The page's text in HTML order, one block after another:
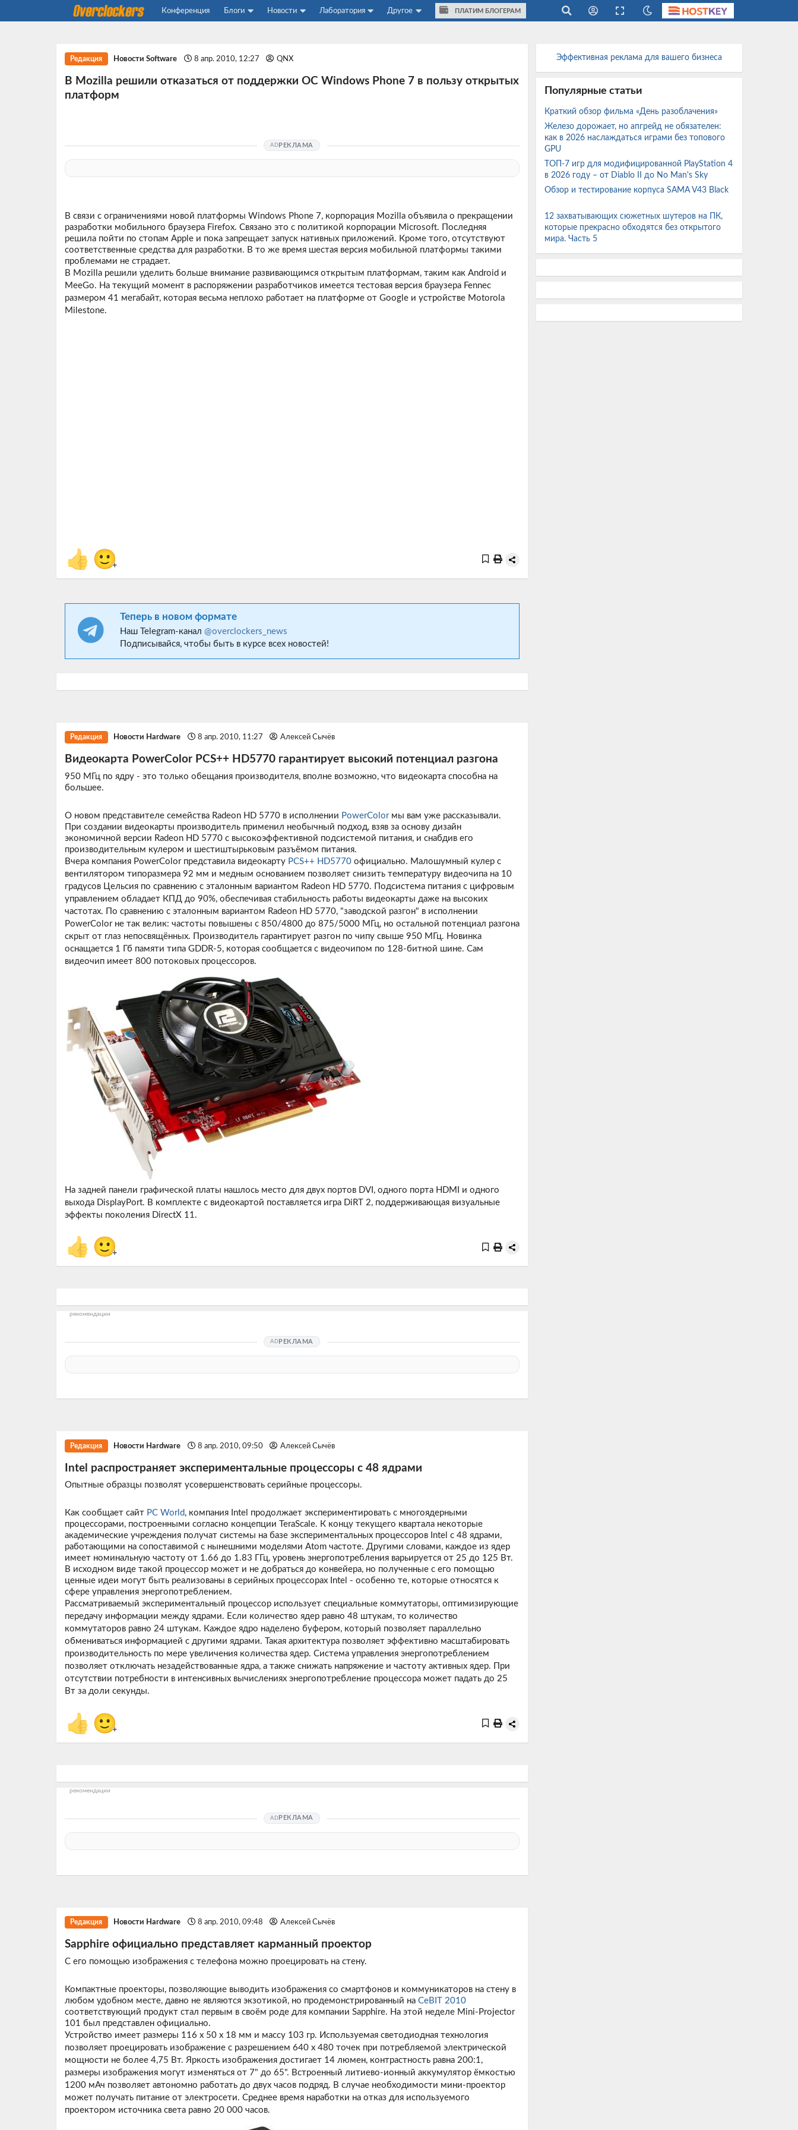
Конференция Блоги Новости Лаборатория Другое ПЛАТИМ БЛОГЕРАМ
Редакция Новости Software 8 апр. 2010, 12:27 QNX
В Mozilla решили отказаться от поддержки ОС Windows Phone 7 в пользу открытых
платформ
РЕКЛАМА
В связи с ограничениями новой платформы Windows Phone 7, корпорация Mozilla объявила о прекращении
разработки мобильного браузера Firefox. Связано это с политикой корпорации Microsoft. Последняя
решила пойти по стопам Apple и пока запрещает запуск нативных приложений. Кроме того, отсутствуют
соответственные средства для разработки. В то же время шестая версия мобильной платформы такими
проблемами не страдает.
В Mozilla решили уделить больше внимание развивающимся открытым платформам, таким как Android и
MeeGo. На текущий момент в распоряжении разработчиков имеется тестовая версия браузера Fennec
размером 41 мегабайт, которая весьма неплохо работает на платформе от Google и устройстве Motorola
Milestone.
👍 🙂
+
Теперь в новом формате
Наш Telegram-канал @overclockers_news
Подписывайся, чтобы быть в курсе всех новостей!
Редакция Новости Hardware 8 апр. 2010, 11:27 Алексей Сычёв
Видеокарта PowerColor PCS++ HD5770 гарантирует высокий потенциал разгона
950 МГц по ядру - это только обещания производителя, вполне возможно, что видеокарта способна на
большее.
О новом представителе семейства Radeon HD 5770 в исполнении PowerColorмы вам уже рассказывали.
При создании видеокарты производитель применил необычный подход, взяв за основу дизайн
экономичной версии Radeon HD 5770 с высокоэффективной подсистемой питания, и снабдив его
производительным кулером и шестиштырьковым разъёмом питания.
Вчера компания PowerColor представила видеокарту PCS++ HD5770официально. Малошумный кулер с
вентилятором типоразмера 92 мм и медным основанием позволяет снизить температуру видеочипа на 10
градусов Цельсия по сравнению с эталонным вариантом Radeon HD 5770. Подсистема питания с цифровым
управлением обладает КПД до 90%, обеспечивая стабильность работы видеокарты даже на высоких
частотах. По сравнению с эталонным вариантом Radeon HD 5770, "заводской разгон" в исполнении
PowerColor не так велик: частоты повышены с 850/4800 до 875/5000 МГц, но остальной потенциал разгона
скрыт от глаз непосвящённых. Производитель гарантирует разгон по чипу свыше 950 МГц. Новинка
оснащается 1 Гб памяти типа GDDR-5, которая сообщается с видеочипом по 128-битной шине. Сам
видеочип имеет 800 потоковых процессоров.
На задней панели графической платы нашлось место для двух портов DVI, одного порта HDMI и одного
выхода DisplayPort. В комплекте с видеокартой поставляется игра DiRT 2, поддерживающая визуальные
эффекты поколения DirectX 11.
👍 🙂
+
рекомендации
РЕКЛАМА
Редакция Новости Hardware 8 апр. 2010, 09:50 Алексей Сычёв
Intel распространяет экспериментальные процессоры с 48 ядрами
Опытные образцы позволят усовершенствовать серийные процессоры.
Как сообщает сайт PC World, компания Intel продолжает экспериментировать с многоядерными
процессорами, построенными согласно концепции TeraScale. К концу текущего квартала некоторые
академические учреждения получат системы на базе экспериментальных процессоров Intel с 48 ядрами,
работающими на сопоставимой с нынешними моделями Atom частоте. Другими словами, каждое из ядер
имеет номинальную частоту от 1.66 до 1.83 ГГц, уровень энергопотребления варьируется от 25 до 125 Вт.
В исходном виде такой процессор может и не добраться до конвейера, но полученные с его помощью
ценные идеи могут быть реализованы в серийных процессорах Intel - особенно те, которые относятся к
сфере управления энергопотреблением.
Рассматриваемый экспериментальный процессор использует специальные коммутаторы, оптимизирующие
передачу информации между ядрами. Если количество ядер равно 48 штукам, то количество
коммутаторов равно 24 штукам. Каждое ядро наделено буфером, который позволяет параллельно
обмениваться информацией с другими ядрами. Такая архитектура позволяет эффективно масштабировать
производительность по мере увеличения количества ядер. Система управления энергопотреблением
позволяет отключать незадействованные ядра, а также снижать напряжение и частоту активных ядер. При
отсутствии потребности в интенсивных вычислениях энергопотребление процессора может падать до 25
Вт за доли секунды.
👍 🙂
+
рекомендации
РЕКЛАМА
Редакция Новости Hardware 8 апр. 2010, 09:48 Алексей Сычёв
Sapphire официально представляет карманный проектор
С его помощью изображения с телефона можно проецировать на стену.
Компактные проекторы, позволяющие выводить изображения со смартфонов и коммуникаторов на стену в
любом удобном месте, давно не являются экзотикой, но продемонстрированный на CeBIT 2010
соответствующий продукт стал первым в своём роде для компании Sapphire. На этой неделе Mini-Projector
101 был представлен официально.
Устройство имеет размеры 116 х 50 х 18 мм и массу 103 гр. Используемая светодиодная технология
позволяет проецировать изображение с разрешением 640 х 480 точек при потребляемой электрической
мощности не более 4,75 Вт. Яркость изображения достигает 14 люмен, контрастность равна 200:1,
размеры изображения могут изменяться от 7" до 65". Встроенный литиево-ионный аккумулятор ёмкостью
1200 мАч позволяет автономно работать до двух часов подряд. В случае необходимости мини-проектор
может получать питание от электросети. Среднее время наработки на отказ для используемого
проектором источника света равно 20 000 часов.
Эффективная реклама для вашего бизнеса
Популярные статьи
Краткий обзор фильма «День разоблачения»
Железо дорожает, но апгрейд не обязателен:
как в 2026 наслаждаться играми без топового
GPU
ТОП-7 игр для модифицированной PlayStation 4
в 2026 году – от Diablo II до No Man's Sky
Обзор и тестирование корпуса SAMA V43 Black
12 захватывающих сюжетных шутеров на ПК,
которые прекрасно обходятся без открытого
мира. Часть 5